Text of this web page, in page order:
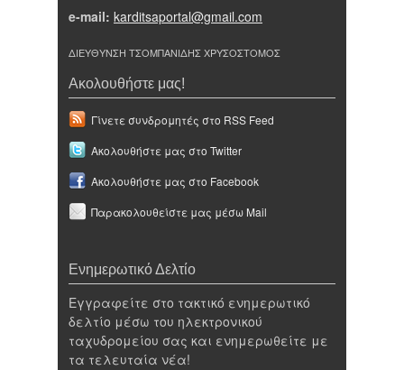
e-mail: karditsaportal@gmail.com
ΔΙΕΥΘΥΝΣΗ ΤΣΟΜΠΑΝΙΔΗΣ ΧΡΥΣΟΣΤΟΜΟΣ
Ακολουθήστε μας!
Γίνετε συνδρομητές στο RSS Feed
Ακολουθήστε μας στο Twitter
Ακολουθήστε μας στο Facebook
Παρακολουθείστε μας μέσω Mail
Ενημερωτικό Δελτίο
Εγγραφείτε στο τακτικό ενημερωτικό
δελτίο μέσω του ηλεκτρονικού
ταχυδρομείου σας και ενημερωθείτε με
τα τελευταία νέα!